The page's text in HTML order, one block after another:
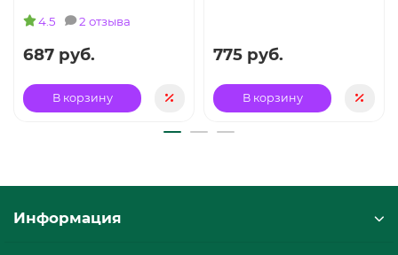
4.5 2 отзыва
687 руб.
В корзину
775 руб.
В корзину
Информация